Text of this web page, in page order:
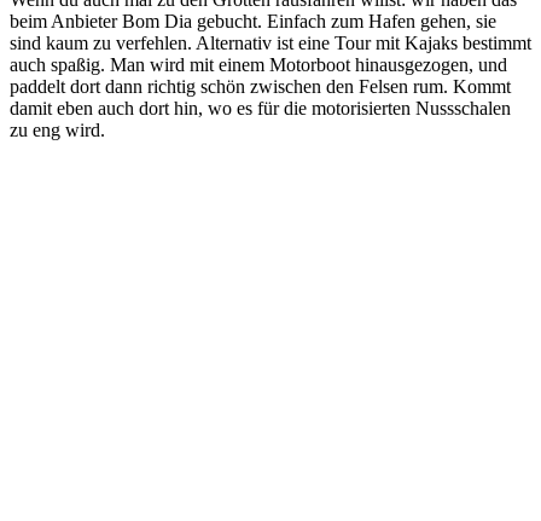
beim Anbieter Bom Dia gebucht. Einfach zum Hafen gehen, sie
sind kaum zu verfehlen. Alternativ ist eine Tour mit Kajaks bestimmt
auch spaßig. Man wird mit einem Motorboot hinausgezogen, und
paddelt dort dann richtig schön zwischen den Felsen rum. Kommt
damit eben auch dort hin, wo es für die motorisierten Nussschalen
zu eng wird.